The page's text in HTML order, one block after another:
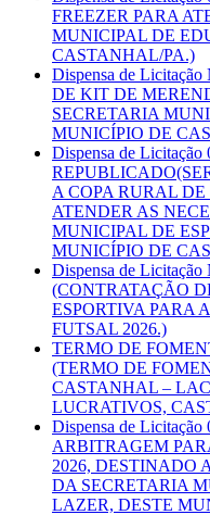
FREEZER PARA
MUNICIPAL DE
CASTANHAL/PA.)
Dispensa de
DE KIT DE
SECRETARIA
MUNICÍPIO DE
Dispensa de Licitação
A COPA RURAL
ATENDER AS
MUNICIPAL DE
MUNICÍPIO DE
Dispensa de
(CONTRATAÇÃO
ESPORTIVA PARA
FUTSAL 2026.)
TERMO DE
(TERMO DE
CASTANHAL –
LUCRATIVOS,
Dispensa de
ARBITRAGEM
2026, DESTINADO
DA SECRETARIA
LAZER, DESTE